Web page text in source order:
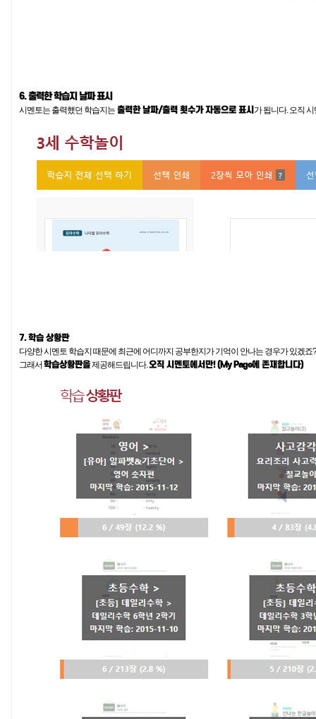
6. 출력한 학습지 날짜 표시
시멘토는 출력했던 학습지는 출력한 날짜/출력 횟수가 자동으로 표시 가 됩니다. 오직
7. 학습 상황판
다양한 시멘토 학습지 때문에 최근에 어디까지 공부한지가 기억이 안나는 경우가 있겠죠?
그래서 학습상황판을제공해드립니다.오직 시멘토에서만! (My Page에 존재합니다)